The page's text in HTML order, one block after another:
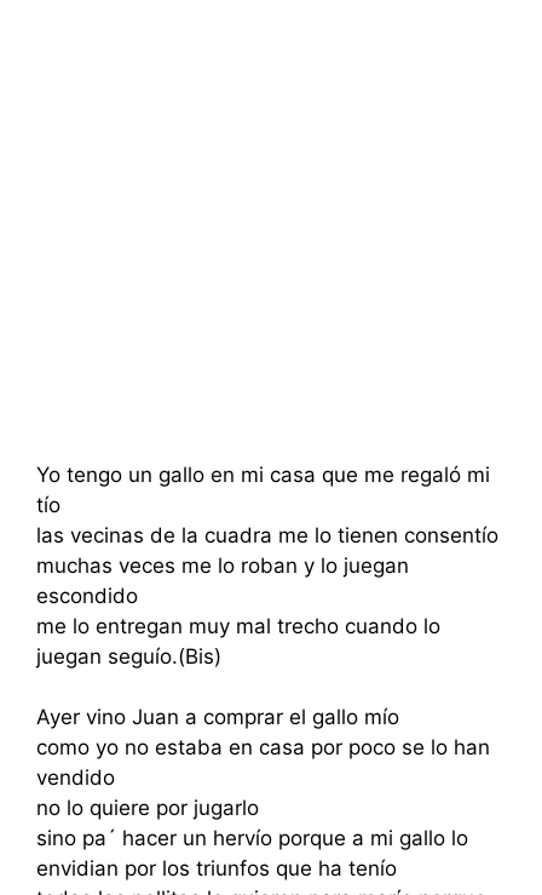
Yo tengo un gallo en mi casa que me regaló mi
tío
las vecinas de la cuadra me lo tienen consentío
muchas veces me lo roban y lo juegan
escondido
me lo entregan muy mal trecho cuando lo
juegan seguío.(Bis)
Ayer vino Juan a comprar el gallo mío
como yo no estaba en casa por poco se lo han
vendido
no lo quiere por jugarlo
sino pa´ hacer un hervío porque a mi gallo lo
envidian por los triunfos que ha tenío